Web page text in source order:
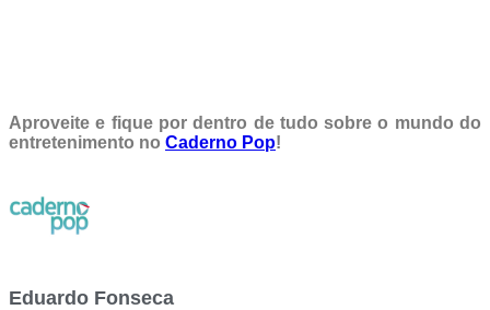
Aproveite e fique por dentro de tudo sobre o mundo do
entretenimento no Caderno Pop!
Eduardo Fonseca